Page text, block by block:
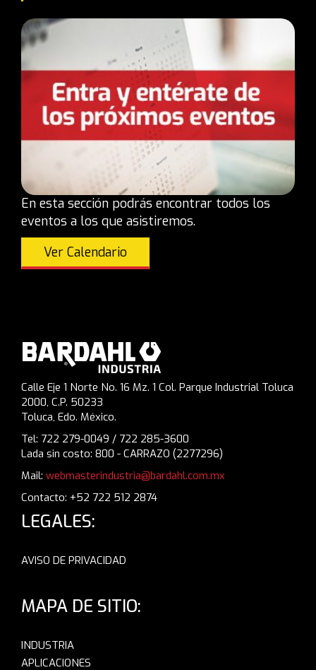
En esta sección podrás encontrar todos los
eventos a los que asistiremos.
Ver Calendario
Calle Eje 1 Norte No. 16 Mz. 1 Col. Parque Industrial Toluca
2000, C.P. 50233
Toluca, Edo. México.
Tel: 722 279-0049 / 722 285-3600
Lada sin costo: 800 - CARRAZO (2277296)
Mail: webmasterindustria@bardahl.com.mx
Contacto: +52 722 512 2874
LEGALES:
AVISO DE PRIVACIDAD
MAPA DE SITIO:
INDUSTRIA
APLICACIONES